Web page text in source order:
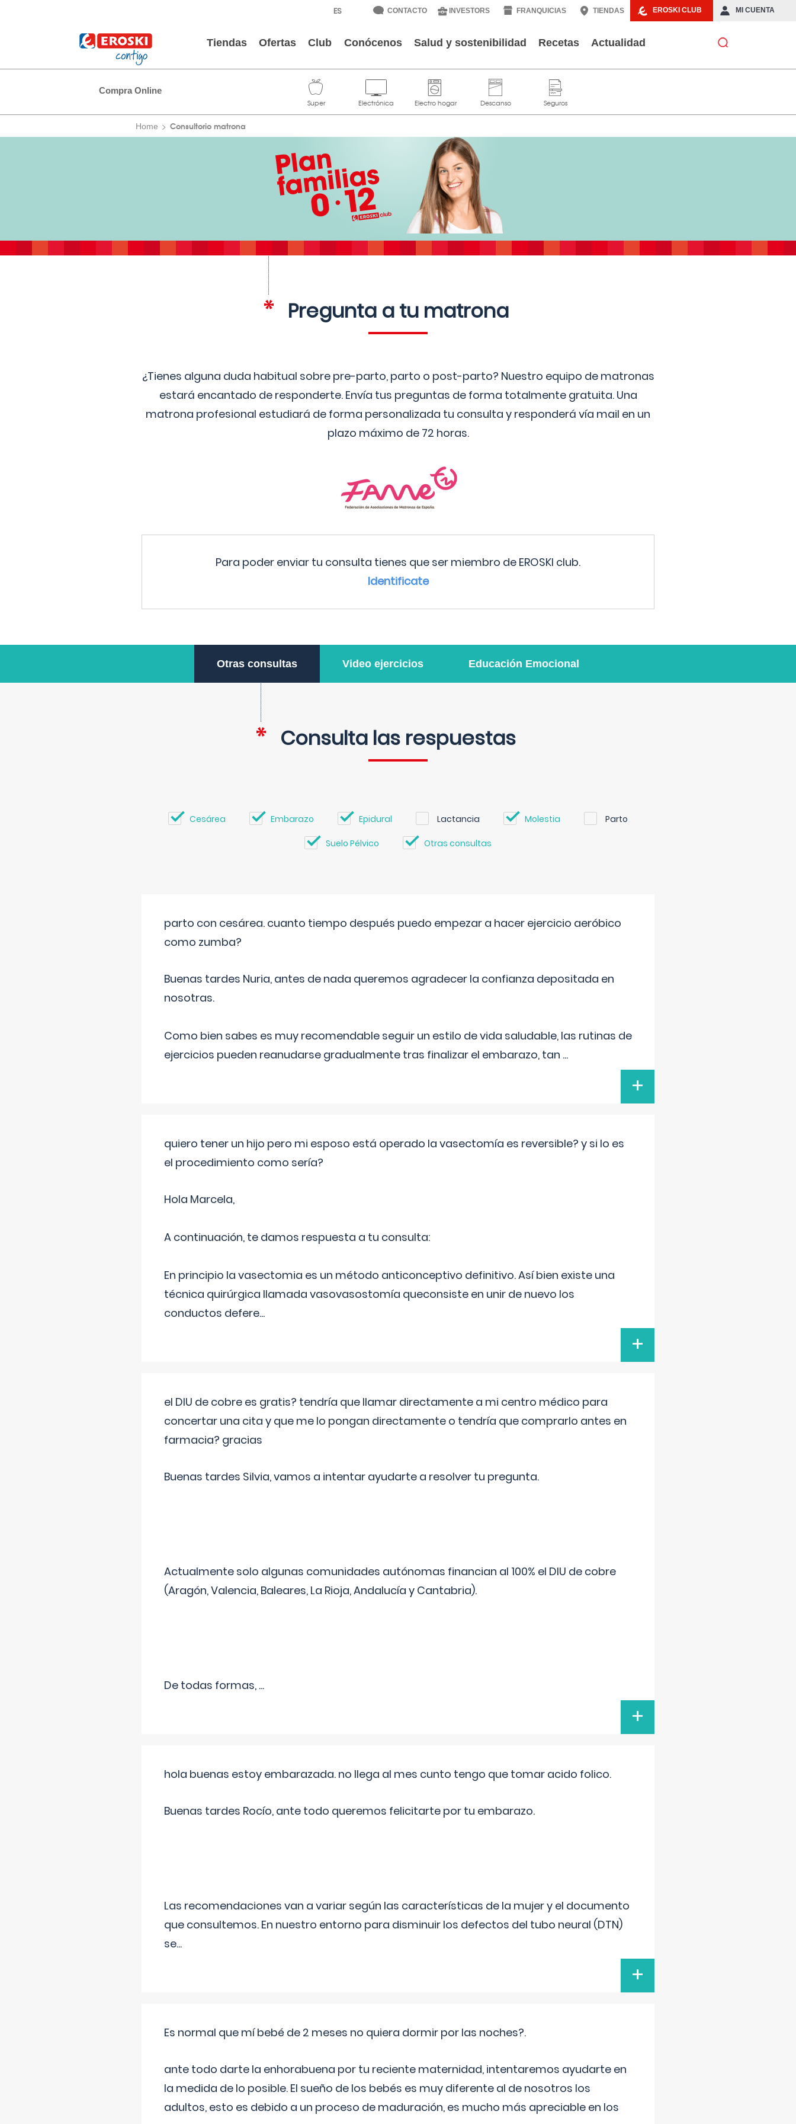
EROSKI CLUB MI CUENTA
CONTACTO INVESTORS FRANQUICIAS TIENDAS
Tiendas Ofertas Club Conócenos Salud y sostenibilidad Recetas Actualidad
Compra Online
Home Consultorio matrona
Pregunta a tu matrona
¿Tienes alguna duda habitual sobre pre-parto, parto o post-parto? Nuestro equipo de matronas
estará encantado de responderte. Envía tus preguntas de forma totalmente gratuita. Una
matrona profesional estudiará de forma personalizada tu consulta y responderá vía mail en un
plazo máximo de 72 horas.
Para poder enviar tu consulta tienes que ser miembro de EROSKI club.
Identificate
Otras consultas Video ejercicios Educación Emocional
Consulta las respuestas
Cesárea Embarazo Epidural Lactancia Molestia Parto
Suelo Pélvico Otras consultas
parto con cesárea. cuanto tiempo después puedo empezar a hacer ejercicio aeróbico
como zumba?
Buenas tardes Nuria, antes de nada queremos agradecer la confianza depositada en
nosotras.
Como bien sabes es muy recomendable seguir un estilo de vida saludable, las rutinas de
ejercicios pueden reanudarse gradualmente tras finalizar el embarazo, tan ...
+
quiero tener un hijo pero mi esposo está operado la vasectomía es reversible? y si lo es
el procedimiento como sería?
Hola Marcela,
A continuación, te damos respuesta a tu consulta:
En principio la vasectomia es un método anticonceptivo definitivo. Así bien existe una
técnica quirúrgica llamada vasovasostomía queconsiste en unir de nuevo los
conductos defere...
+
el DIU de cobre es gratis? tendría que llamar directamente a mi centro médico para
concertar una cita y que me lo pongan directamente o tendría que comprarlo antes en
farmacia? gracias
Buenas tardes Silvia, vamos a intentar ayudarte a resolver tu pregunta.
Actualmente solo algunas comunidades autónomas financian al 100% el DIU de cobre
(Aragón, Valencia, Baleares, La Rioja, Andalucía y Cantabria).
De todas formas, ...
+
hola buenas estoy embarazada. no llega al mes cunto tengo que tomar acido folico.
Buenas tardes Rocío, ante todo queremos felicitarte por tu embarazo.
Las recomendaciones van a variar según las características de la mujer y el documento
que consultemos. En nuestro entorno para disminuir los defectos del tubo neural (DTN)
se...
+
Es normal que mí bebé de 2 meses no quiera dormir por las noches?.
ante todo darte la enhorabuena por tu reciente maternidad, intentaremos ayudarte en
la medida de lo posible. El sueño de los bebés es muy diferente al de nosotros los
adultos, esto es debido a un proceso de maduración, es mucho más apreciable en los